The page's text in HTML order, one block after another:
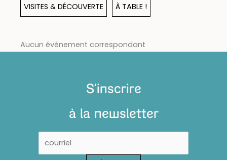
VISITES & DÉCOUVERTE À TABLE !
Aucun événement correspondant
S'inscrire
à la newsletter